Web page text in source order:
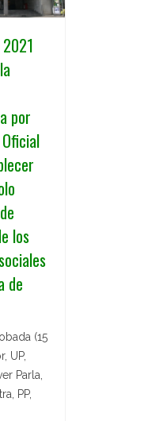
por
los
de
(15
UP,
Parla,
PP,